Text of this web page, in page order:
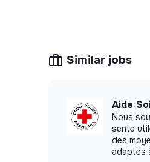
Collaborer
d’intervention
Participer aux
Organiser et
Similar jobs
Aide
Nous
sente
des
adaptés